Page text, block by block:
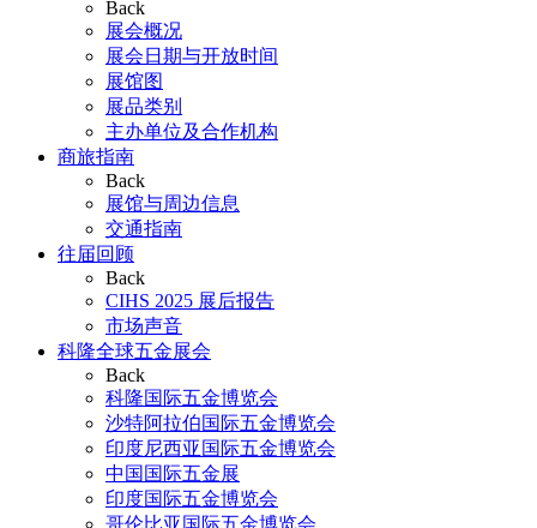
Back
展会概况
展会日期与开放时间
展馆图
展品类别
主办单位及合作机构
商旅指南
Back
展馆与周边信息
交通指南
往届回顾
Back
CIHS 2025 展后报告
市场声音
科隆全球五金展会
Back
科隆国际五金博览会
沙特阿拉伯国际五金博览会
印度尼西亚国际五金博览会
中国国际五金展
印度国际五金博览会